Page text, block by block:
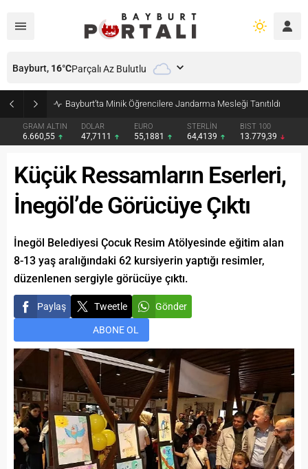
Bayburt’ta Minik Öğrencilere Jandarma Mesleği Tanıtıldı
GRAM ALTIN
6.660,55
DOLAR
47,7111
EURO
55,1881
STERLİN
64,4139
BIST 100
13.779,39
Bayburt, 16°CParçalı Az Bulutlu
Küçük Ressamların Eserleri,
İnegöl’de Görücüye Çıktı
İnegöl Belediyesi Çocuk Resim Atölyesinde eğitim alan
8-13 yaş aralığındaki 62 kursiyerin yaptığı resimler,
düzenlenen sergiyle görücüye çıktı.
Paylaş Tweetle Gönder
ABONE OL